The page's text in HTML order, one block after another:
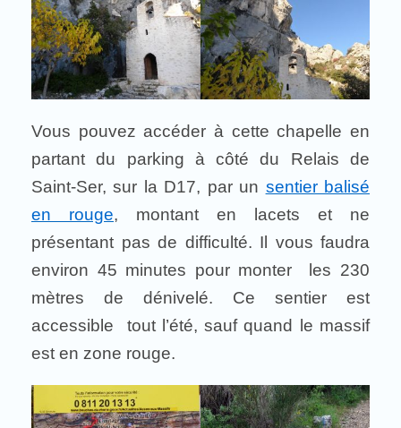
Vous pouvez accéder à cette chapelle en
partant du parking à côté du Relais de
Saint-Ser, sur la D17, par un sentier balisé
en rouge, montant en lacets et ne
présentant pas de difficulté. Il vous faudra
environ 45 minutes pour monter les 230
mètres de dénivelé. Ce sentier est
accessible tout l’été, sauf quand le massif
est en zone rouge.